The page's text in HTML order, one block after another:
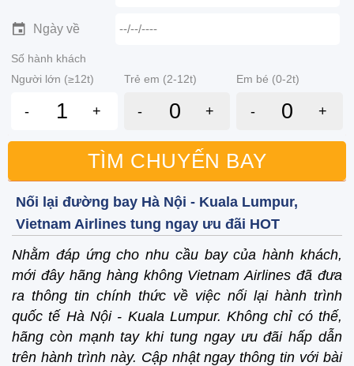
Ngày về --/--/----
Số hành khách
Người lớn (≥12t)
Trẻ em (2-12t) Em bé (0-2t)
- + - + - +
TÌM CHUYẾN BAY
Nối lại đường bay Hà Nội - Kuala Lumpur,
Vietnam Airlines tung ngay ưu đãi HOT
Nhằm đáp ứng cho nhu cầu bay của hành khách,
mới đây hãng hàng không Vietnam Airlines đã đưa
ra thông tin chính thức về việc nối lại hành trình
quốc tế Hà Nội - Kuala Lumpur. Không chỉ có thế,
hãng còn mạnh tay khi tung ngay ưu đãi hấp dẫn
trên hành trình này. Cập nhật ngay thông tin với bài